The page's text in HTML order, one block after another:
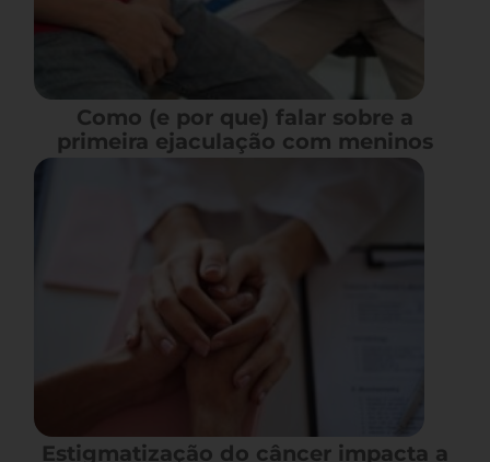
Como (e por que) falar sobre a
primeira ejaculação com meninos
Estigmatização do câncer impacta a